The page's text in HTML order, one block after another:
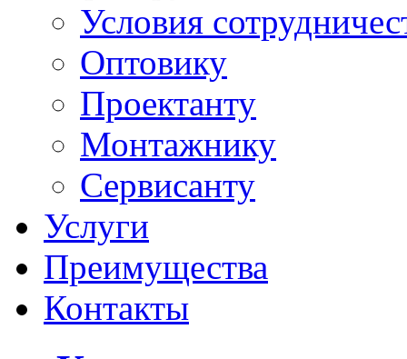
Условия
Оптовику
Проектанту
Монтажнику
Сервисанту
Услуги
Преимущества
Контакты